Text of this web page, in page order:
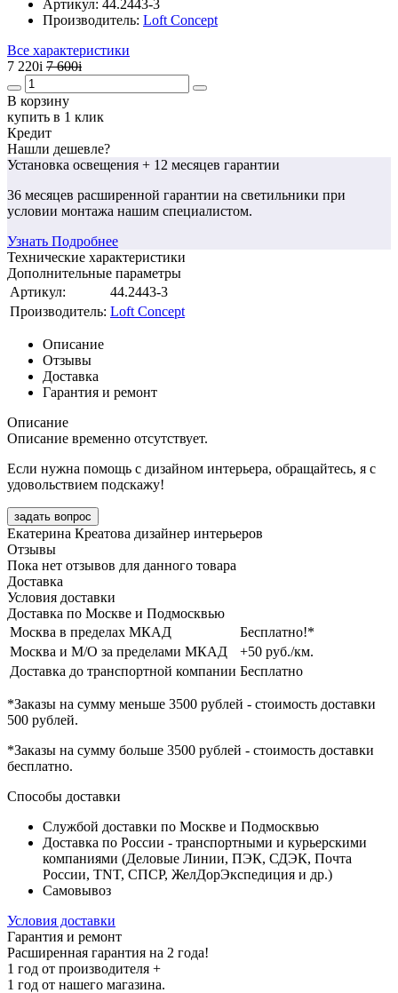
Артикул: 44.2443-3
Производитель: Loft Concept
Все характеристики
7 220i 7 600i
В корзину
купить в 1 клик
Кредит
Нашли дешевле?
Установка освещения + 12 месяцев гарантии
36 месяцев расширенной гарантии на светильники при
условии монтажа нашим специалистом.
Узнать Подробнее
Технические характеристики
Дополнительные параметры
Артикул:
44.2443-3
Производитель: Loft Concept
Описание
Отзывы
Доставка
Гарантия и ремонт
Описание
Описание временно отсутствует.
Если нужна помощь с дизайном интерьера, обращайтесь, я с
удовольствием подскажу!
задать вопрос
Екатерина Креатова дизайнер интерьеров
Отзывы
Пока нет отзывов для данного товара
Доставка
Условия доставки
Доставка по Москве и Подмосквью
Москва в пределах МКАД
Бесплатно!*
Москва и М/О за пределами МКАД
+50 руб./км.
Доставка до транспортной компании Бесплатно
*Заказы на сумму меньше 3500 рублей - стоимость доставки
500 рублей.
*Заказы на сумму больше 3500 рублей - стоимость доставки
бесплатно.
Способы доставки
Службой доставки по Москве и Подмосквью
Доставка по России - транспортными и курьерскими
компаниями (Деловые Линии, ПЭК, СДЭК, Почта
России, TNT, СПСР, ЖелДорЭкспедиция и др.)
Самовывоз
Условия доставки
Гарантия и ремонт
Расширенная гарантия на 2 года!
1 год от производителя +
1 год от нашего магазина.